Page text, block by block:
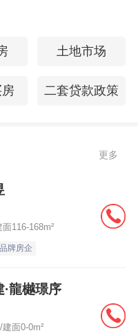
土地市场
二套贷款政策
更多
116-168m²
品牌房企
龍樾璟序
面0-0m²